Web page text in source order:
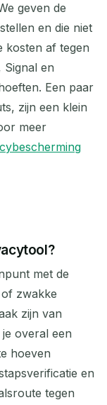
geven de
en die niet
kosten af tegen
Signal en
Een paar
zijn een klein
meer
met de
zwakke
zijn van
overal een
hoeven
en
tegen